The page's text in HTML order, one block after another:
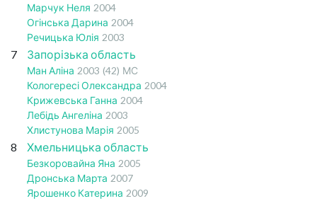
Марчук Неля 2004
Огінська Дарина 2004
Речицька Юлія 2003
7 Запорізька область
Ман Аліна 2003 (42) МС
Кологересі Олександра 2004
Крижевська Ганна 2004
Лебідь Ангеліна 2003
Хлистунова Марія 2005
8 Хмельницька область
Безкоровайна Яна 2005
Дронська Марта 2007
Ярошенко Катерина 2009